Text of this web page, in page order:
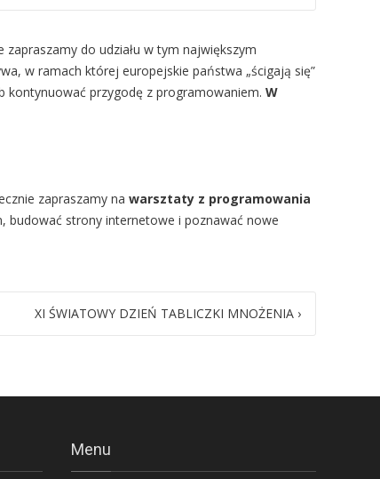
zapraszamy do udziału w tym największym
w ramach której europejskie państwa „ścigają się”
kontynuować przygodę z programowaniem. W
zapraszamy na warsztaty z programowania
budować strony internetowe i poznawać nowe
XI ŚWIATOWY DZIEŃ TABLICZKI MNOŻENIA ›
Menu